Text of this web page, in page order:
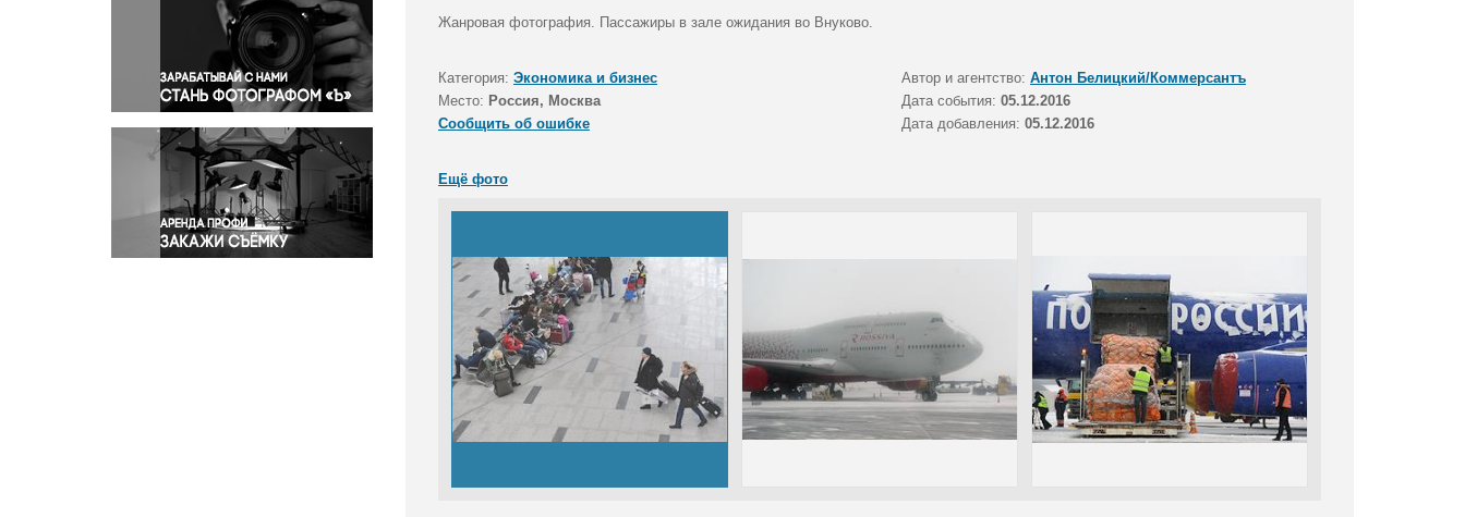
Политика
Правосудие
Происшествия и конфликты
Религия
Светская жизнь
Спорт
Экология
Экономика и бизнес
Жанровая фотография. Пассажиры в зале ожидания во Внуково.
Категория: Экономика и бизнес Автор и агентство: Антон Белицкий/Коммерсантъ
Место: Россия, Москва Дата события: 05.12.2016
Сообщить об ошибке
Дата добавления: 05.12.2016
Ещё фото